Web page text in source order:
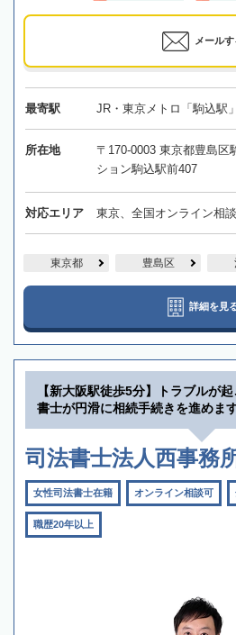
メールす
最寄駅 JR・東京メトロ「駒込駅
所在地
〒170-0003 東京都豊島区
ション駒込駅前407
対応エリア 東京、全国オンライン相
東京都 豊島区
詳細を見
【新大阪駅徒歩5分】トラブルが
書士が円滑に相続手続きを進めま
司法書士法人西事務
女性司法書士在籍 オンライン相談可
職歴20年以上